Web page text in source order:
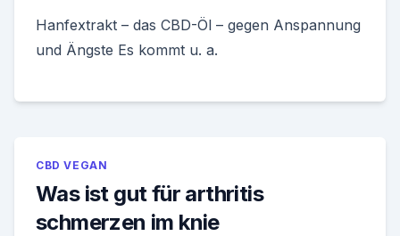
Hanfextrakt – das CBD-Öl – gegen Anspannung
und Ängste Es kommt u. a.
CBD VEGAN
Was ist gut für arthritis
schmerzen im knie